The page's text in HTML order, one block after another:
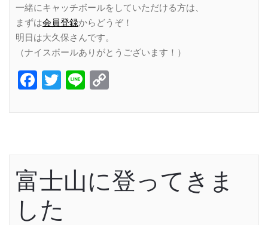
一緒にキャッチボールをしていただける方は、
まずは会員登録からどうぞ！
明日は大久保さんです。
（ナイスボールありがとうございます！）
Facebook
Twitter
Line
富士山に登ってきま
した